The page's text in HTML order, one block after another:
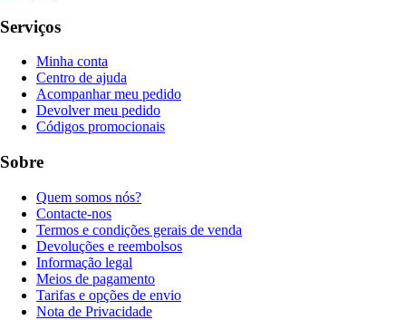
Serviços
Minha conta
Centro de ajuda
Acompanhar meu pedido
Devolver meu pedido
Códigos promocionais
Sobre
Quem somos nós?
Contacte-nos
Termos e condições gerais de venda
Devoluções e reembolsos
Informação legal
Meios de pagamento
Tarifas e opções de envio
Nota de Privacidade